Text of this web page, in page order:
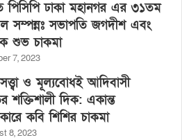
পিসিপি ঢাকা মহানগর এর ৩১তম
সম্পন্নঃ সভাপতি জগদীশ এবং
শুভ চাকমা
7, 2023
ও মূল্যবোধই আদিবাসী
শক্তিশালী দিক: একান্ত
কবি শিশির চাকমা
8, 2023